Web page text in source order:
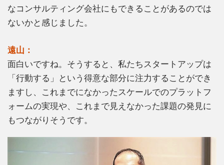
なコンサルティング会社にもできることがあるのでは
ないかと感じました。
遠山：
面白いですね。そうすると、私たちスタートアップは
「行動する」という得意な部分に注力することができ
ますし、これまでになかったスケールでのプラットフ
ォームの実現や、これまで見えなかった課題の発見に
もつながりそうです。